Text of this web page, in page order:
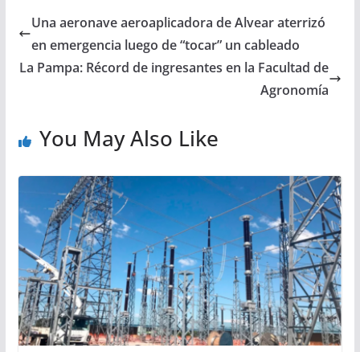
Una aeronave aeroaplicadora de Alvear aterrizó
en emergencia luego de “tocar” un cableado
La Pampa: Récord de ingresantes en la Facultad de
Agronomía
You May Also Like